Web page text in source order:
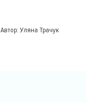
Автор: Уляна Трачук